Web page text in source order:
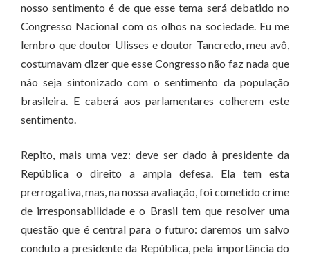
nosso sentimento é de que esse tema será debatido no
Congresso Nacional com os olhos na sociedade. Eu me
lembro que doutor Ulisses e doutor Tancredo, meu avô,
costumavam dizer que esse Congresso não faz nada que
não seja sintonizado com o sentimento da população
brasileira. E caberá aos parlamentares colherem este
sentimento.
Repito, mais uma vez: deve ser dado à presidente da
República o direito a ampla defesa. Ela tem esta
prerrogativa, mas, na nossa avaliação, foi cometido crime
de irresponsabilidade e o Brasil tem que resolver uma
questão que é central para o futuro: daremos um salvo
conduto a presidente da República, pela importância do